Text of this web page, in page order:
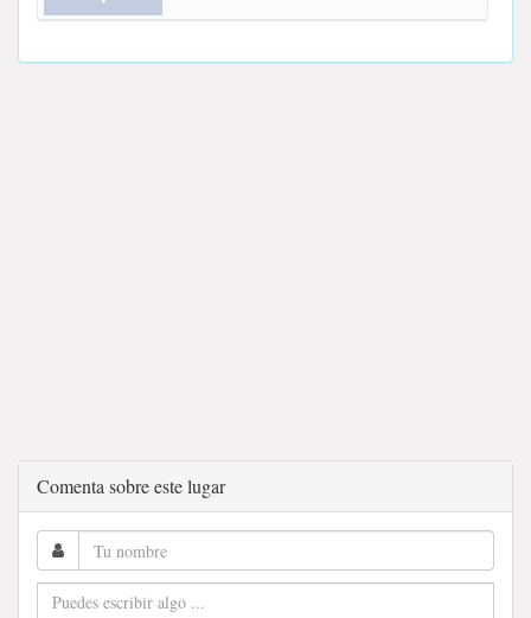
Comenta sobre este lugar